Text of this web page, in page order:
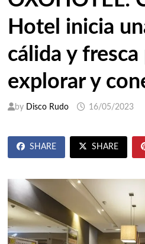
Hotel inicia
cálida y fresca
explorar y
by Disco Rudo 16/05/2023
SHARE SHARE